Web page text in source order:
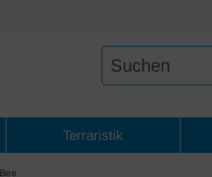
Terraristik